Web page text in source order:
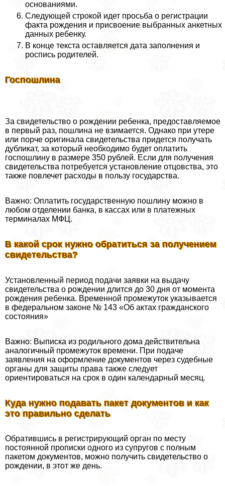
основаниями.
Следующей строкой идет просьба о регистрации
факта рождения и присвоение выбранных анкетных
данных ребенку.
В конце текста оставляется дата заполнения и
роспись родителей.
Госпошлина
За свидетельство о рождении ребенка, предоставляемое
в первый раз, пошлина не взимается. Однако при утере
или порче оригинала свидетельства придется получать
дубликат, за который необходимо будет оплатить
госпошлину в размере 350 рублей. Если для получения
свидетельства потребуется установление отцовства, это
также повлечет расходы в пользу государства.
Важно: Оплатить государственную пошлину можно в
любом отделении банка, в кассах или в платежных
терминалах МФЦ.
В какой срок нужно обратиться за получением
свидетельства?
Установленный период подачи заявки на выдачу
свидетельства о рождении длится до 30 дня от момента
рождения ребенка. Временной промежуток указывается
в федеральном законе № 143 «Об актах гражданского
состояния»
Важно: Выписка из родильного дома действительна
аналогичный промежуток времени. При подаче
заявления на оформление документов через судебные
органы для защиты права также следует
ориентироваться на срок в один календарный месяц.
Куда нужно подавать пакет документов и как
это правильно сделать
Обратившись в регистрирующий орган по месту
постоянной прописки одного из супругов с полным
пакетом документов, можно получить свидетельство о
рождении, в этот же день.